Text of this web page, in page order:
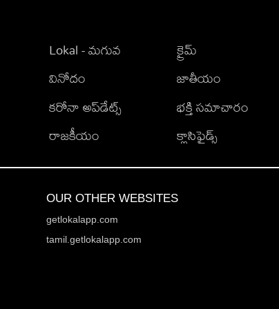
Lokal - మగువ
వినోదం
కరోనా అప్‌డేట్స్
రాజకీయం
క్రైమ్
జాతీయం
భక్తి సమాచారం
క్లాసిఫైడ్స్
OUR OTHER WEBSITES
getlokalapp.com
tamil.getlokalapp.com